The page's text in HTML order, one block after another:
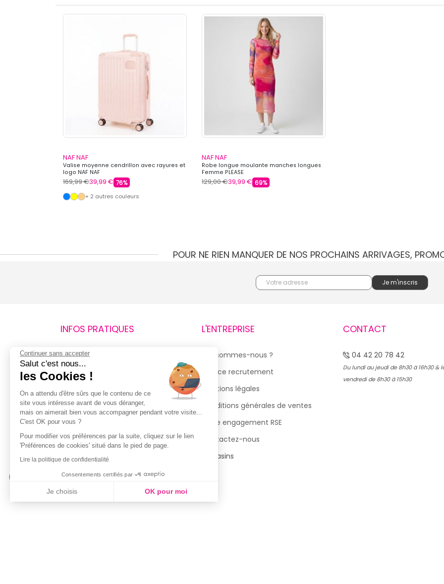
NAF NAF
Valise moyenne cendrillon avec rayures et
logo NAF NAF
169,99 €39,99 € 76%
+ 2 autres couleurs
NAF NAF
Robe longue moulante manches longues
Femme PLEASE
129,00 €39,99 € 69%
POUR NE RIEN MANQUER DE NOS PROCHAINS ARRIVAGES,
INFOS PRATIQUES
Retours et remboursements
Suivi de commande
Livraisons
Guide des tailles
Politique de confidentialité
Conditions générales d’utilisation
de la Carte de Fidélité
L'ENTREPRISE
Qui sommes-nous ?
Espace recrutement
Mentions légales
Conditions générales de ventes
Notre engagement RSE
Contactez-nous
Magasins
CONTACT
04 42 20 78 42
Du lundi au jeudi de 8h30 à 16h30 &
vendredi de 8h30 à 15h30
Continuer sans accepter
Salut c'est nous...
les Cookies !
On a attendu d'être sûrs que le contenu de ce
site vous intéresse avant de vous déranger,
mais on aimerait bien vous accompagner pendant votre visite...
C'est OK pour vous ?
Pour modifier vos préférences par la suite, cliquez sur le lien
'Préférences de cookies' situé dans le pied de page.
Lire la politique de confidentialité
Consentements certifiés par
Je choisis OK pour moi